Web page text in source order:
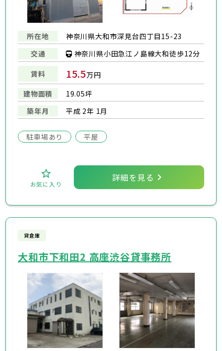
所在地
神奈川県大和市深見台四丁目15-23
交通
神奈川県小田急江ノ島線大和徒歩12分
賃料 15.5万円
建物面積
19.05坪
築年月
平成 2年 1月
駐車場あり 平屋
お気に入り
詳細を見る
貸倉庫
大和市下和田2 高座渋谷貸事務所